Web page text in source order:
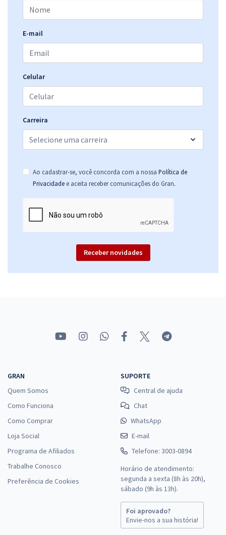
E-mail
Celular
Carreira
Ao cadastrar-se, você concorda com a nossa Política de
Privacidade e aceita receber comunicações do Gran.
Receber novidades
GRAN
Quem Somos
Como Funciona
Como Comprar
Loja Social
Programa de Afiliados
Trabalhe Conosco
Preferência de Cookies
SUPORTE
Central de ajuda
Chat
WhatsApp
E-mail
Telefone: 3003-0894
Horário de atendimento:
segunda a sexta (8h às 20h),
sábado (9h às 13h).
Foi aprovado?
Envie-nos a sua história!